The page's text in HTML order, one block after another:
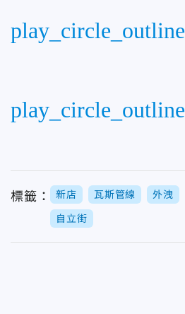
play_circle_outline
play_circle_outline
標籤： 新店 瓦斯管線 外洩
自立街